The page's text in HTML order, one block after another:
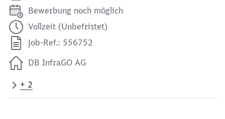
Bewerbung noch möglich
Vollzeit (Unbefristet)
Job-Ref.: 556752
DB InfraGO AG
+ 2